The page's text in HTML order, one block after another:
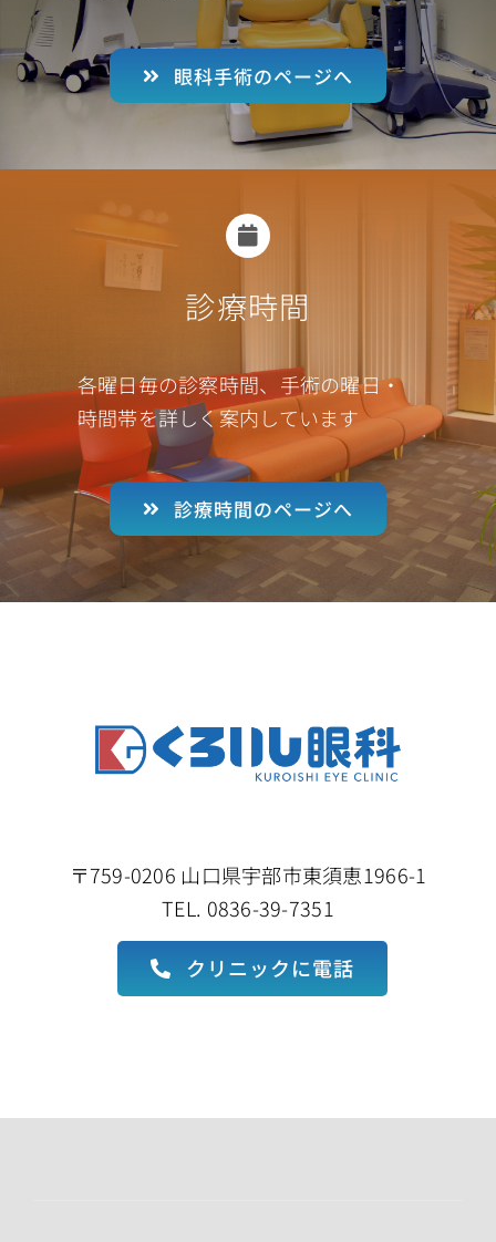
眼科手術のページへ
診療時間
各曜日毎の診察時間、手術の曜日・
時間帯を詳しく案内しています
診療時間のページへ
〒759-0206 山口県宇部市東須恵1966-1
TEL. 0836-39-7351
クリニックに電話